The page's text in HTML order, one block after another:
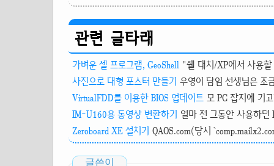
관련 글타래
가벼운 셀 프로그램, GeoShell "쉘 대치/XP에서 사용
사진으로 대형 포스터 만들기 우영이 담임 선생님은 조
VirtualFDD를 이용한 BIOS 업데이트 모 PC 잡지에 기
IM-U160용 동영상 변환하기 얼마 전 그동안 사용하
Zeroboard XE 설치기 QAOS.com(당시
글쓴이